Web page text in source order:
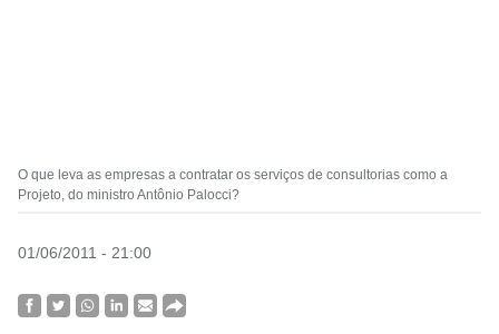
O que leva as empresas a contratar os serviços de consultorias como a
Projeto, do ministro Antônio Palocci?
01/06/2011 - 21:00